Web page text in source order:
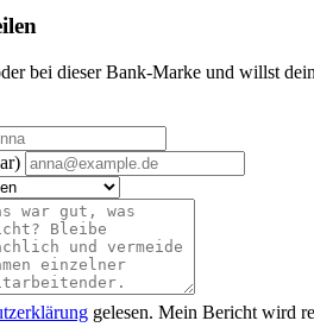
bei dieser Bank-Marke und willst
gelesen. Mein Bericht wird